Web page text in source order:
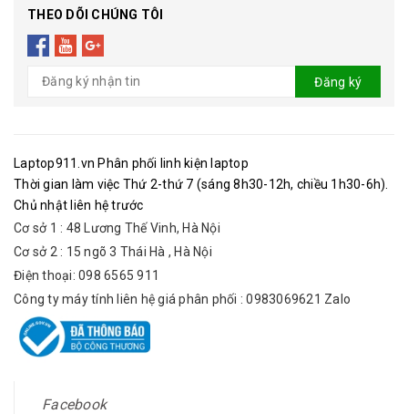
THEO DÕI CHÚNG TÔI
Đăng ký
Laptop911.vn Phân phối linh kiện laptop
Thời gian làm việc Thứ 2-thứ 7 (sáng 8h30-12h, chiều 1h30-6h).
Chủ nhật liên hệ trước
Cơ sở 1 : 48 Lương Thế Vinh, Hà Nội
Cơ sở 2 : 15 ngõ 3 Thái Hà , Hà Nội
Điện thoại: 098 6565 911
Công ty máy tính liên hệ giá phân phối : 0983069621 Zalo
Facebook